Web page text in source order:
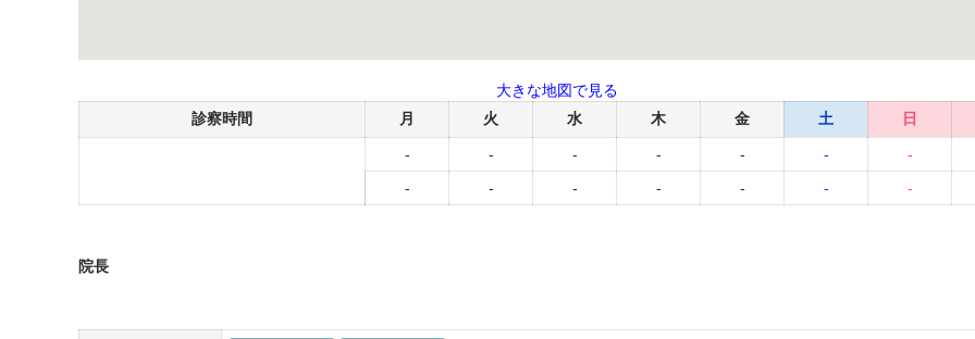
大きな地図で見る
診察時間
月 火 水 木 金 土 日
- - - - - - -
-
- - - - - -
院長